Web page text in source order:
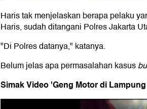
Haris tak menjelaskan berapa pelaku
Haris, sudah ditangani Polres Jakarta
"Di Polres datanya," katanya.
Belum jelas apa permasalahan kasus
Simak Video 'Geng Motor di